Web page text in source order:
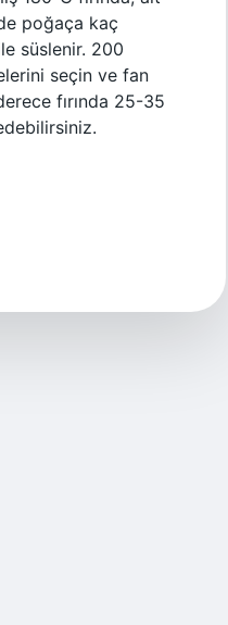
poğaça kaç
süslenir. 200
seçin ve fan
fırında 25-35